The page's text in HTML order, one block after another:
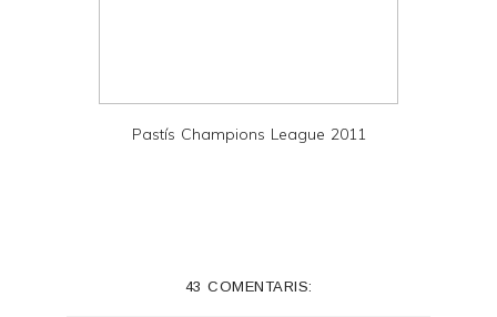
Pastís Champions League 2011
43 COMENTARIS: